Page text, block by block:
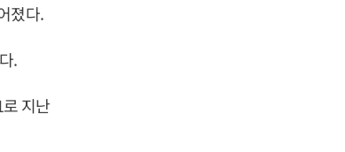
졌다.
.
지난